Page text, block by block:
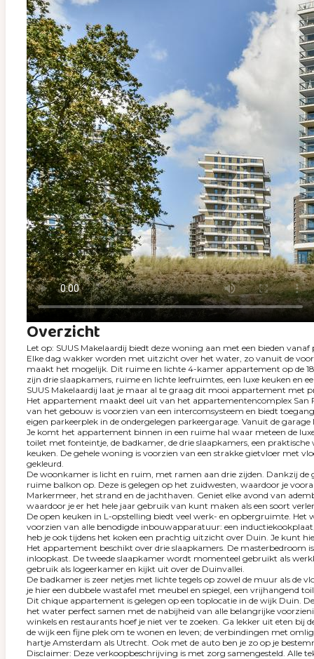
Overzicht
Let op: SUUS Makelaardij biedt deze woning aan met een bieden vanaf
Elke dag wakker worden met uitzicht over het water, zo vanuit de
maakt het mogelijk. Dit ruime en lichte 4-kamer appartement op de
zijn drie slaapkamers, ruime en lichte leefruimtes, een luxe keuken en
SUUS Makelaardij laat je maar al te graag dit mooi appartement met
Het appartement maakt deel uit van het appartementencomplex San
van het gebouw is voorzien van een intercomsysteem en biedt
eigen parkeerplek in de ondergelegen parkeergarage. Vanuit de
Je komt het appartement binnen in een ruime hal waar meteen de
toilet met fonteintje, de badkamer, de drie slaapkamers, een
keuken. De gehele woning is voorzien van een strakke gietvloer met
gekleurd.
De woonkamer is licht en ruim, met ramen aan drie zijden. Dankzij
ruime balkon op. Deze is gelegen op het zuidwesten, waardoor je
Markermeer, het strand en de jachthaven. Geniet elke avond van
waardoor je er het hele jaar gebruik van kunt maken als een soort
De open keuken in L-opstelling biedt veel werk- en opbergruimte.
voorzien van alle benodigde inbouwapparatuur: een
heb je ook tijdens het koken een prachtig uitzicht over Duin. Je kunt
Het appartement beschikt over drie slaapkamers. De
inloopkast. De tweede slaapkamer wordt momenteel gebruikt als
gebruik als logeerkamer en kijkt uit over de Duinvallei.
De badkamer is zeer netjes met lichte tegels op zowel de muur als de
je hier een dubbele wastafel met meubel en spiegel, een vrijhangend
Dit chique appartement is gelegen op een toplocatie in de wijk Duin.
het water perfect samen met de nabijheid van alle belangrijke
winkels en restaurants hoef je niet ver te zoeken. Ga lekker uit eten bij
de wijk een fijne plek om te wonen en leven; de verbindingen met
hartje Amsterdam als Utrecht. Ook met de auto ben je zo op je
Disclaimer: Deze verkoopbeschrijving is met zorg samengesteld. Alle